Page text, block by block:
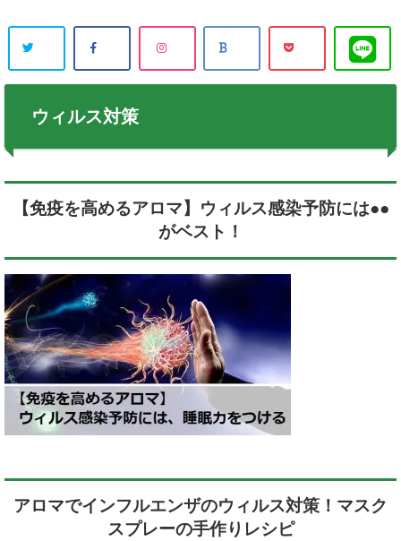
ウィルス対策
【免疫を高めるアロマ】ウィルス感染予防には●●
がベスト！
アロマでインフルエンザのウィルス対策！マスク
スプレーの手作りレシピ